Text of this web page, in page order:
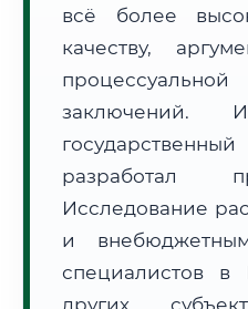
Расчет логистики оригиналов:
• Экспресс-доставка СДЭК / Почтой:
🔍Нажмите на документ
всё более
качеству,
заключений.
разработал
Исследование
и
специалистов в
других